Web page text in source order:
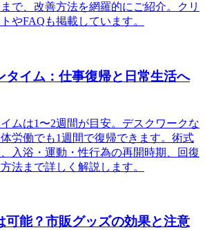
で、改善方法を網羅的にご紹介。クリ
やFAQも掲載しています。
タイム：仕事復帰と日常生活へ
ムは1〜2週間が目安。デスクワークな
労働でも1週間で復帰できます。術式
入浴・運動・性行為の再開時期、回復
法まで詳しく解説します。
可能？市販グッズの効果と注意